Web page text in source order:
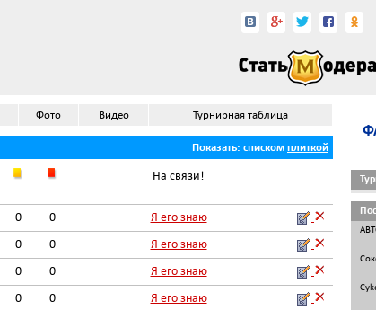
Фото Видео Турнирная таблица
Показать: списком плиткой
На связи!
0 0
Я его знаю
0 0
Я его знаю
0 0
Я его знаю
0 0
Я его знаю